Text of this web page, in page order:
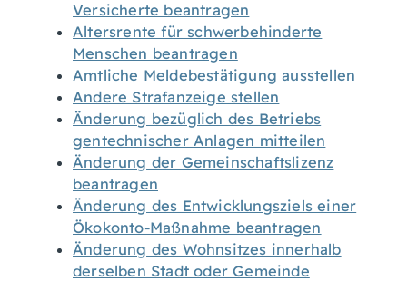
Versicherte beantragen
Altersrente für schwerbehinderte
Menschen beantragen
Amtliche Meldebestätigung ausstellen
Andere Strafanzeige stellen
Änderung bezüglich des Betriebs
gentechnischer Anlagen mitteilen
Änderung der Gemeinschaftslizenz
beantragen
Änderung des Entwicklungsziels einer
Ökokonto-Maßnahme beantragen
Änderung des Wohnsitzes innerhalb
derselben Stadt oder Gemeinde